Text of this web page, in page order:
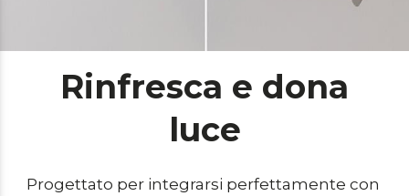
Rinfresca e dona
luce
Progettato per integrarsi perfettamente con